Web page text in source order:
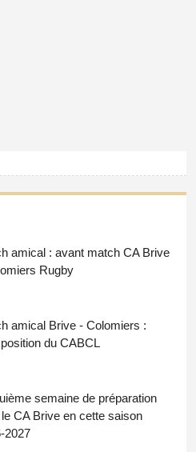
amical : avant match CA Brive
Rugby
amical Brive - Colomiers :
du CABCL
semaine de préparation
CA Brive en cette saison
2027